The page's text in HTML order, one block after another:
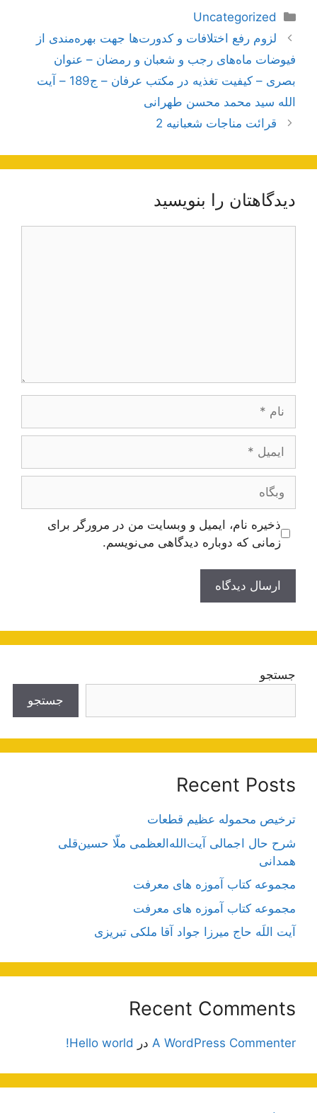
دسته‌ها
Uncategorized
ناوبری
نوشته‌ها
لزوم رفع اختلافات و کدورت‌ها جهت بهره‌مندی از
فیوضات ماه‌های رجب و شعبان و رمضان – عنوان
بصری – کیفیت تغذیه در مکتب عرفان – ج189 – آیت‌
الله سید محمد محسن طهرانی
قرائت مناجات شعبانیه 2
دیدگاهتان را بنویسید
وبگاه
ذخیره نام، ایمیل و وبسایت من در مرورگر برای
زمانی که دوباره دیدگاهی می‌نویسم.
جستجو
جستجو
Recent Posts
ترخیص محموله عظیم قطعات
شرح حال اجمالی آیت‌الله‌العظمی ملّا حسین‌قلی
همدانی
مجموعه کتاب آموزه های معرفت
مجموعه کتاب آموزه های معرفت
آیت اللَه حاج میرزا جواد آقا ملکی تبریزی
Recent Comments
A WordPress Commenter در Hello world!